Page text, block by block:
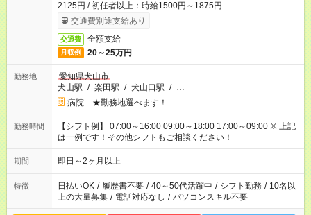
2125円 / 初任者以上：時給1500円～1875円
交通費別途支給あり
交通費 全額支給
月収例 20～25万円
勤務地
愛知県犬山市
犬山駅 / 楽田駅 / 犬山口駅 / …
病院 ★勤務地選べます！
勤務時間
【シフト例】 07:00～16:00 09:00～18:00 17:00～09:00 ※ 上記
は一例です！その他シフトもご相談ください！
期間 即日～2ヶ月以上
特徴 日払いOK / 履歴書不要 / 40～50代活躍中 / シフト勤務 / 10名以
上の大量募集 / 電話対応なし / パソコンスキル不要